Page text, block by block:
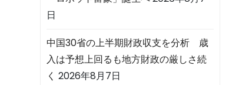
日
中国30省の上半期財政収支を分析 歳
入は予想上回るも地方財政の厳しさ続
く 2026年8月7日